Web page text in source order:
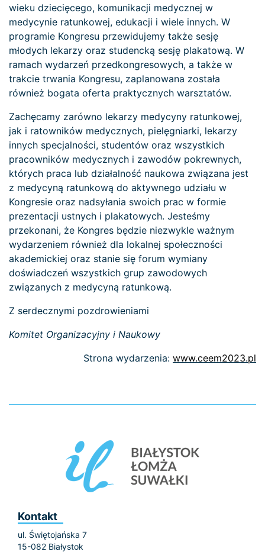
wieku dziecięcego, komunikacji medycznej w
medycynie ratunkowej, edukacji i wiele innych. W
programie Kongresu przewidujemy także sesję
młodych lekarzy oraz studencką sesję plakatową. W
ramach wydarzeń przedkongresowych, a także w
trakcie trwania Kongresu, zaplanowana została
również bogata oferta praktycznych warsztatów.
Zachęcamy zarówno lekarzy medycyny ratunkowej,
jak i ratowników medycznych, pielęgniarki, lekarzy
innych specjalności, studentów oraz wszystkich
pracowników medycznych i zawodów pokrewnych,
których praca lub działalność naukowa związana jest
z medycyną ratunkową do aktywnego udziału w
Kongresie oraz nadsyłania swoich prac w formie
prezentacji ustnych i plakatowych. Jesteśmy
przekonani, że Kongres będzie niezwykle ważnym
wydarzeniem również dla lokalnej społeczności
akademickiej oraz stanie się forum wymiany
doświadczeń wszystkich grup zawodowych
związanych z medycyną ratunkową.
Z serdecznymi pozdrowieniami
Komitet Organizacyjny i Naukowy
Strona wydarzenia: www.ceem2023.pl
Kontakt
ul. Świętojańska 7
15-082 Białystok